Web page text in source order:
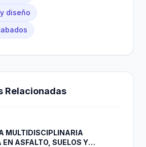
diseño
Relacionadas
MULTIDISCIPLINARIA
EN ASFALTO, SUELOS Y